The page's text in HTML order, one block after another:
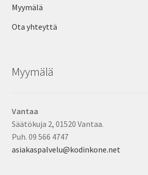
Myymälä
Ota yhteyttä
Myymälä
Vantaa
Säätökuja 2, 01520 Vantaa.
Puh. 09 566 4747
asiakaspalvelu@kodinkone.net